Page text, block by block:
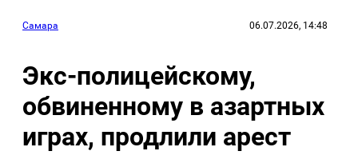
Самара 06.07.2026, 14:48
Экс-полицейскому,
обвиненному в азартных
играх, продлили арест